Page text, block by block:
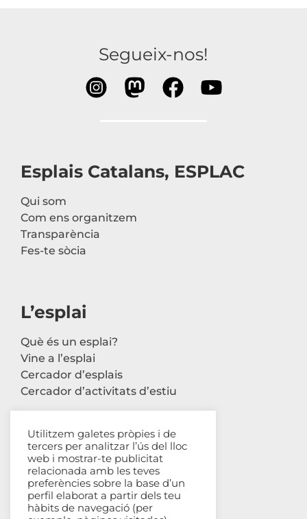
Segueix-nos!
Esplais Catalans, ESPLAC
Qui som
Com ens organitzem
Transparència
Fes-te sòcia
L’esplai
Què és un esplai?
Vine a l’esplai
Cercador d’esplais
Cercador d’activitats d’estiu
Contacte
Carrer Avinyó, 44 2n
08002 Barcelona
93 302 61 03
Utilitzem galetes pròpies i de
tercers per analitzar l’ús del lloc
web i mostrar-te publicitat
relacionada amb les teves
preferències sobre la base d’un
perfil elaborat a partir dels teu
hàbits de navegació (per